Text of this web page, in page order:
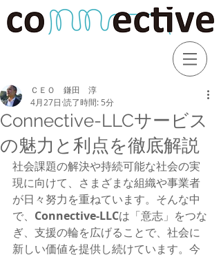
Connective-LLCサービス
の魅力と利点を徹底解説
ＣＥＯ 鎌田 淳
4月27日 読了時間: 5分
社会課題の解決や持続可能な社会の実
現に向けて、さまざまな組織や事業者
が日々努力を重ねています。そんな中
で、 Connective-LLCは「意志」をつな
ぎ、支援の輪を広げることで、社会に
新しい価値を提供し続けています。今